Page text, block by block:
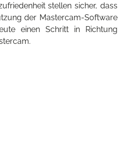
stellen sicher, dass
der Mastercam-Software
einen Schritt in Richtung